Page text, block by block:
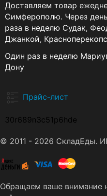
Доставляем товар
Симферополю. Через
раза в неделю Судак,
Джанкой,
Один раз в неделю
Дону
Прайс-лист
30r689n3c51p6hde
© 2011 - 2026 СкладЕды.
Обращаем ваше внимание